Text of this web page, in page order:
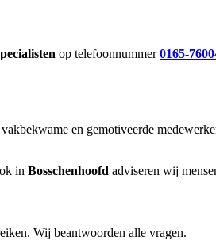
op telefoonnummer0165-
en gemotiveerde
in Bosschenhoofd adviseren wij
Wij beantwoorden alle vragen.